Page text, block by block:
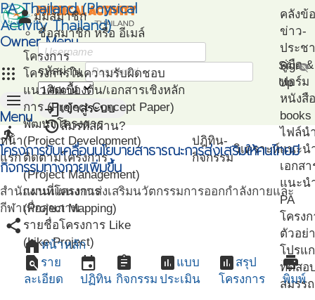
PA Thailand (Physical
Activity Thailand)
Owner Menu
apps
personมุมสมาชิก
ชื่อสมาชิก หรือ อีเมล์
รหัสผ่าน visibility_off
loginเข้าสู่ระบบ
restoreลืมรหัสผ่าน?
Sign
Up
menu
Menu
หน้า
แรก
โครงการ
โครงการในความรับผิดชอบ
แนวคิดเบื้องต้น/เอกสารเชิงหลัก
การ (Project Concept Paper)
พัฒนาโครงการ
(Project Development)
ติดตามโครงการ
(Project Management)
แผนที่โครงการ
(Project Mapping)
รายชื่อโครงการ Like
(Like Project)
ปฎิทิน-
กิจกรรม
วิเคราะห์
คลังข้
ข่าว-
ประช
คู่มือ
ฟอร์ม
หนังสื
books
ไฟล์น
แนะน
เอกสา
แนะน
PA
โครง
ตัวอย่
โปรแ
ทดสอ
สมรร
directions_run
โครงการขับเคลื่อนนโยบายสาธารณะการส่งเสริมให้คนไทยมี
กิจกรรมทางกายเพิ่มขึ้น
สำนักงานแผนงานส่งเสริมนวัตกรรมการออกกำลังกายและ
กีฬาเพื่อสุขภาพ
share
homeหน้าหลัก
find_in_page ราย
ละเอียด
event
ปฏิทิน
assignment
กิจกรรม
assessment แบบ
ประเมิน
assessment สรุป
โครงการ
print
พิมพ์